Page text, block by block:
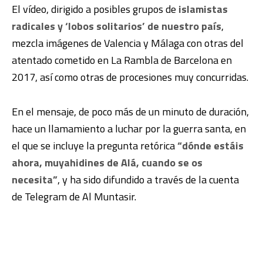
El vídeo, dirigido a posibles grupos de islamistas
radicales y ‘lobos solitarios’ de nuestro país,
mezcla imágenes de Valencia y Málaga con otras del
atentado cometido en La Rambla de Barcelona en
2017, así como otras de procesiones muy concurridas.
En el mensaje, de poco más de un minuto de duración,
hace un llamamiento a luchar por la guerra santa, en
el que se incluye la pregunta retórica“dónde estáis
ahora, muyahidines de Alá, cuando se os
necesita”, y ha sido difundido a través de la cuenta
de Telegram de Al Muntasir.